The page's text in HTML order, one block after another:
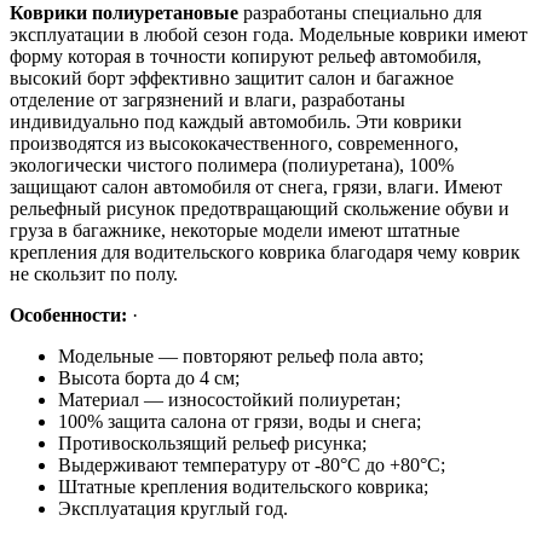
Коврики полиуретановые разработаны специально для
эксплуатации в любой сезон года. Модельные коврики имеют
форму которая в точности копируют рельеф автомобиля,
высокий борт эффективно защитит салон и багажное
отделение от загрязнений и влаги, разработаны
индивидуально под каждый автомобиль. Эти коврики
производятся из высококачественного, современного,
экологически чистого полимера (полиуретана), 100%
защищают салон автомобиля от снега, грязи, влаги. Имеют
рельефный рисунок предотвращающий скольжение обуви и
груза в багажнике, некоторые модели имеют штатные
крепления для водительского коврика благодаря чему коврик
не скользит по полу.
Особенности: ·
Модельные — повторяют рельеф пола авто;
Высота борта до 4 см;
Материал — износостойкий полиуретан;
100% защита салона от грязи, воды и снега;
Противоскользящий рельеф рисунка;
Выдерживают температуру от -80°С до +80°С;
Штатные крепления водительского коврика;
Эксплуатация круглый год.